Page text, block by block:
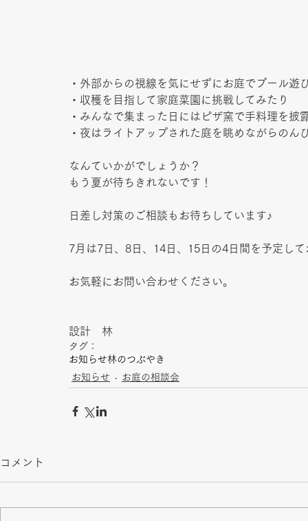
・外部からの視線を気にせずにお庭でプール遊
・収穫を目指して家庭菜園に挑戦してみたり
・みんなで集まった日にはピザ窯で手料理を披
・夜はライトアップされた庭を眺めながらのん
なんていかがでしょうか？
もう夏が待ちきれないです！
日差し対策のご相談もお待ちしています♪
7月は7日、8日、14日、15日の4日間を予定し
お気軽にお問い合わせください。
設計　林
タグ：
お知らせ林のつぶやき
お知らせ
お庭の相談会
コメント